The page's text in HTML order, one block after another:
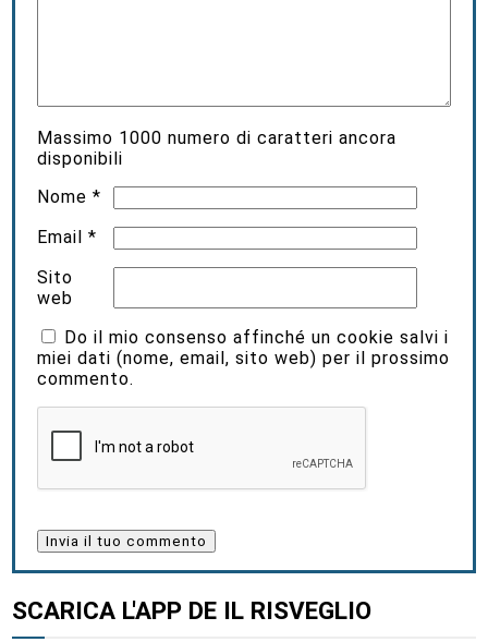
Massimo 1000 numero di caratteri ancora
disponibili
Nome*
Email*
Sito
web
Do il mio consenso affinché un cookie salvi i
miei dati (nome, email, sito web) per il prossimo
commento.
SCARICA L'APP DE IL RISVEGLIO